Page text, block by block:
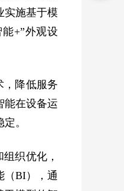
实施基于模
+”外观设
，降低服务
能在设备运
。
织优化，
（BI），通